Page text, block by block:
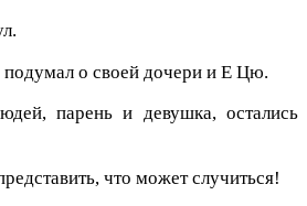
о своей дочери и Е Цю.
парень и девушка, остались
что может случиться!